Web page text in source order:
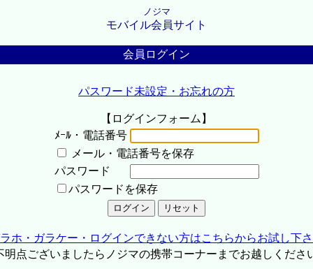
ノジマ
モバイル会員サイト
会員ログイン
パスワード未設定・お忘れの方
【ログインフォーム】
ﾒｰﾙ・電話番号
メール・電話番号を保存
パスワード
パスワードを保存
ホ・ガラケー・ログインできない方はこちらからお試し下
点ございましたらノジマの携帯コーナーまでお越しくださ